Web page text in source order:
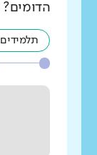
הדומים?
תלמידים